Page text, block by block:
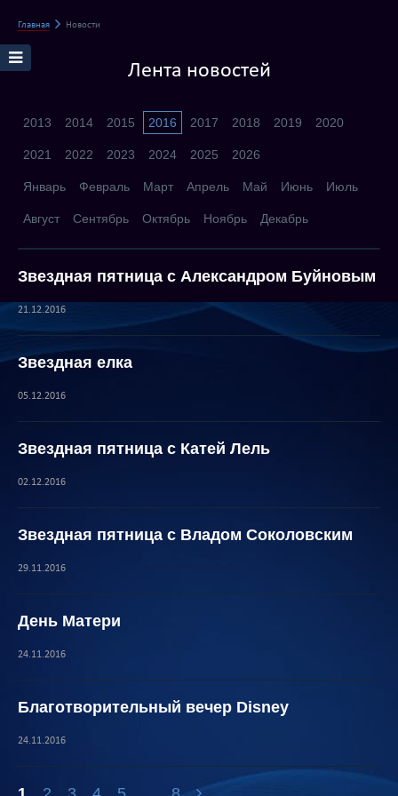
Главная Новости
Лента новостей
2013 2014 2015 2016 2017 2018 2019 2020
2021 2022 2023 2024 2025 2026
Январь Февраль Март Апрель Май Июнь Июль
Август Сентябрь Октябрь Ноябрь Декабрь
Звездная пятница с Александром Буйновым
21.12.2016
Звездная елка
05.12.2016
Звездная пятница с Катей Лель
02.12.2016
Звездная пятница с Владом Соколовским
29.11.2016
День Матери
24.11.2016
Благотворительный вечер Disney
24.11.2016